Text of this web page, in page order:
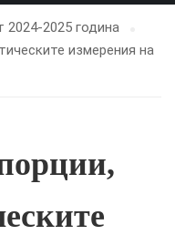
2025 година
измерения на